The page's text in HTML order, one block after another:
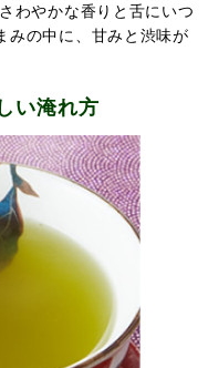
わやかな香りと舌にいつ
みの中に、甘みと渋味が
い淹れ方